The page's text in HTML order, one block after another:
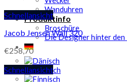
Wanduhren
Produktinfo
Broschüre
Die Designer hinter den
Schnellansicht
Jacob Jensen Wall 320
€258,70
Schnellansicht